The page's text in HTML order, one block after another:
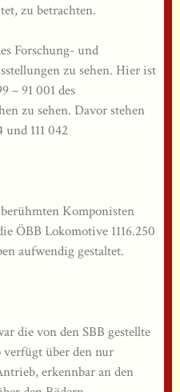
zu betrachten.
Forschung- und
zu sehen. Hier ist
– 91 001 des
zu sehen. Davor stehen
111 042
Komponisten
ÖBB Lokomotive 1116.250
aufwendig gestaltet.
die von den SBB gestellte
über den nur
erkennbar an den